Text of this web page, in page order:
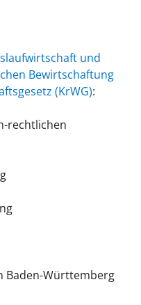
und
Bewirtschaftung
(KrWG):
rechtlichen
Baden-Württemberg